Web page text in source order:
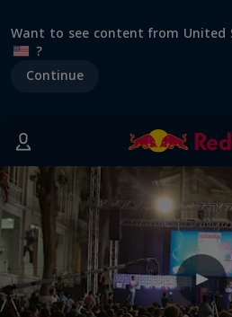
Want to see content from United
?
Continue